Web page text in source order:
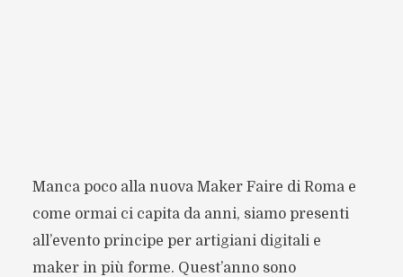
Manca poco alla nuova Maker Faire di Roma e
come ormai ci capita da anni, siamo presenti
all’evento principe per artigiani digitali e
maker in più forme. Quest’anno sono